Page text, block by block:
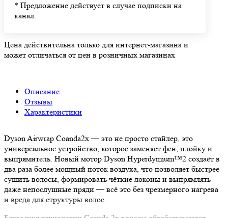
* Предложение действует в случае подписки на
канал.
Цена действительна только для интернет-магазина и
может отличаться от цен в розничных магазинах
Описание
Отзывы
Характеристики
Dyson Airwrap Coanda2x — это не просто стайлер, это
универсальное устройство, которое заменяет фен, плойку и
выпрямитель. Новый мотор Dyson Hyperdymium™2 создаёт в
два раза более мощный поток воздуха, что позволяет быстрее
сушить волосы, формировать чёткие локоны и выпрямлять
даже непослушные пряди — всё это без чрезмерного нагрева
и вреда для структуры волос.